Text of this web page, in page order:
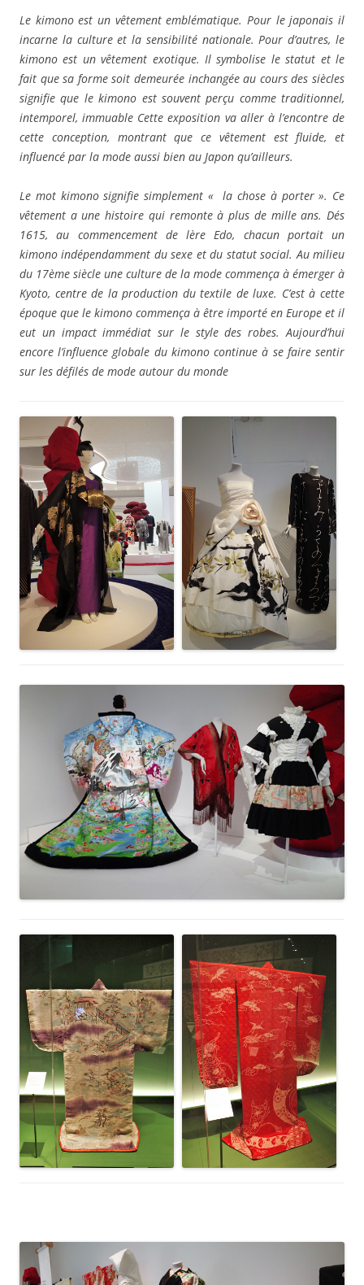
Le kimono est un vêtement emblématique. Pour le japonais il
incarne la culture et la sensibilité nationale. Pour d’autres, le
kimono est un vêtement exotique. Il symbolise le statut et le
fait que sa forme soit demeurée inchangée au cours des siècles
signifie que le kimono est souvent perçu comme traditionnel,
intemporel, immuable Cette exposition va aller à l’encontre de
cette conception, montrant que ce vêtement est fluide, et
influencé par la mode aussi bien au Japon qu’ailleurs.
Le mot kimono signifie simplement « la chose à porter ». Ce
vêtement a une histoire qui remonte à plus de mille ans. Dés
1615, au commencement de lère Edo, chacun portait un
kimono indépendamment du sexe et du statut social. Au milieu
du 17ème siècle une culture de la mode commença à émerger à
Kyoto, centre de la production du textile de luxe. C’est à cette
époque que le kimono commença à être importé en Europe et il
eut un impact immédiat sur le style des robes. Aujourd’hui
encore l’influence globale du kimono continue à se faire sentir
sur les défilés de mode autour du monde